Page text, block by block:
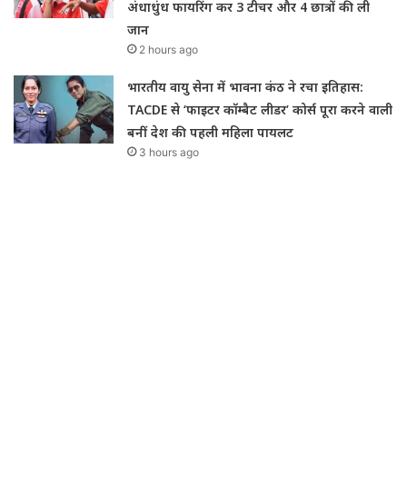
अंधाधुंध फायरिंग कर 3 टीचर और 4 छात्रों की ली
जान
2 hours ago
भारतीय वायु सेना में भावना कंठ ने रचा इतिहास:
TACDE से ‘फाइटर कॉम्बैट लीडर’ कोर्स पूरा करने वाली
बनीं देश की पहली महिला पायलट
3 hours ago